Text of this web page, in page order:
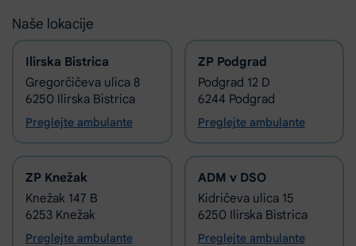
Naše lokacije
Ilirska Bistrica
Gregorčičeva ulica 8
6250 Ilirska Bistrica
Preglejte ambulante
ZP Podgrad
Podgrad 12 D
6244 Podgrad
Preglejte ambulante
ZP Knežak
Knežak 147 B
6253 Knežak
Preglejte ambulante
ADM v DSO
Kidričeva ulica 15
6250 Ilirska Bistrica
Preglejte ambulante